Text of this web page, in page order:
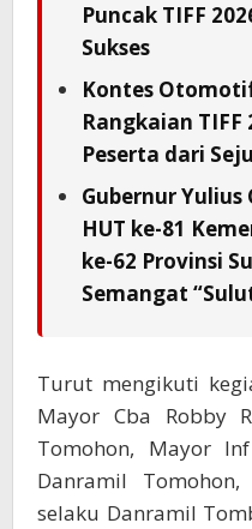
Puncak TIFF
Sukses
Kontes
Rangkaian TIFF
Peserta dari
Gubernur
HUT ke-81
ke-62 Provinsi
Semangat
Turut mengikuti
Mayor Cba Robby
Tomohon, Mayor
Danramil
selaku Danramil